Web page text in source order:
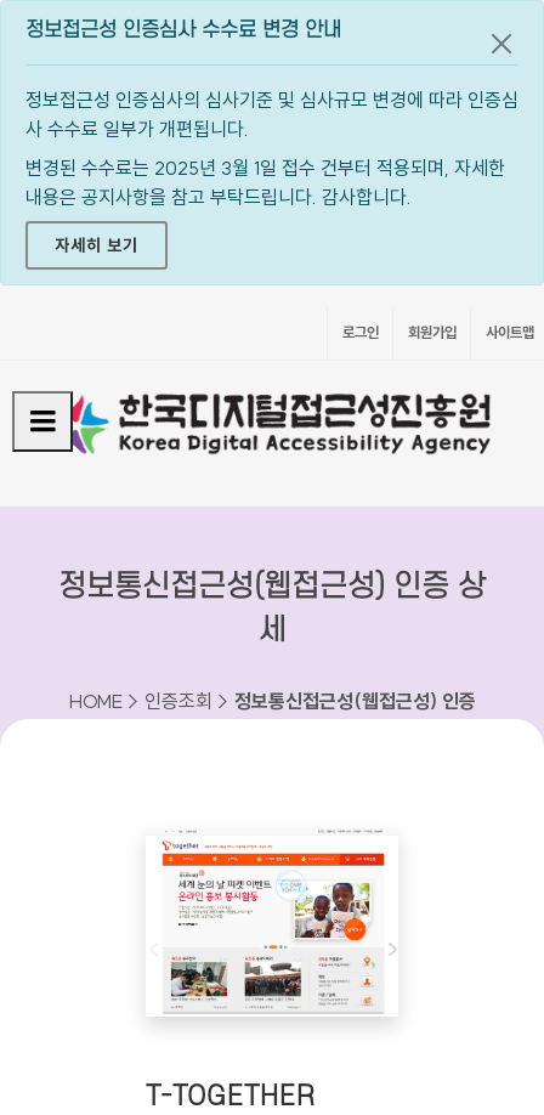
정보접근성 인증심사 수수료 변경 안내
정보접근성 인증심사의 심사기준 및 심사규모 변경에 따라 인증심
사 수수료 일부가 개편됩니다.
변경된 수수료는 2025년 3월 1일 접수 건부터 적용되며, 자세한
내용은 공지사항을 참고 부탁드립니다. 감사합니다.
자세히 보기
공지
로그인 회원가입 사이트맵
정보통신접근성(웹접근성) 인증 상
세
HOME > 인증조회 > 정보통신접근성(웹접근성) 인증
T-TOGETHER